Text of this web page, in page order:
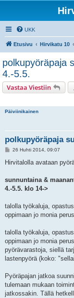
UKK
Etusivu Hirvikatu 10
polkupyöräpaja
4.-5.5.
Vastaa Viestiin
Päiviinikainen
polkupyöräpaja
V
e
i
26 Huhti 2014, 09:07
Hirvitalolla avataan
sunnuntaina &
4.-5.5. klo 14->
talolla työkaluja,
oppimaan jo monia
talolla työkaluja,
oppimaan jo monia
pyörävarastoja, siellä
lastenpyörä (koko:
Pyöräpajan jatkoa
tulemaan mukaan
jatkossakin. Tällä